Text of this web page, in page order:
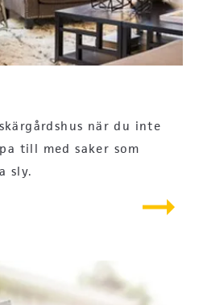
när du inte
till med saker som
sly.
arrow_right_alt